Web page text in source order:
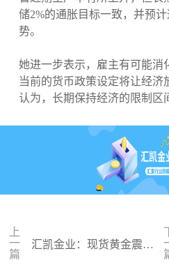
储2%的通胀目标一致，并预
势。
她进一步表示，雇主有可能消
当前的货币政策设定将让经济
认为，长期保持经济的限制区
上
一
篇
汇凯金业：现货黄金震荡